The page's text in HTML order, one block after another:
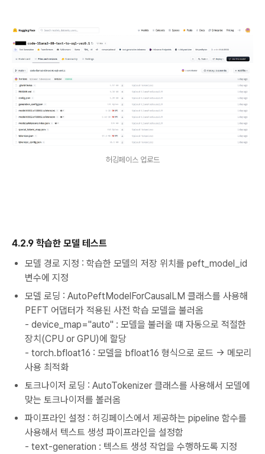
허깅페이스 업로드
4.2.9 학습한 모델 테스트
모델 경로 지정 : 학습한 모델의 저장 위치를 peft_model_id
변수에 지정
모델 로딩 : AutoPeftModelForCausalLM 클래스를 사용해
PEFT 어댑터가 적용된 사전 학습 모델을 불러옴
- device_map="auto" : 모델을 불러올 떄 자동으로 적절한
장치(CPU or GPU)에 할당
- torch.bfloat16 : 모델을 bfloat16 형식으로 로드 → 메모리
사용 최적화
토크나이저 로딩 : AutoTokenizer 클래스를 사용해서 모델에
맞는 토크나이저를 볼러옴
파이프라인 설정 : 허깅페이스에서 제공하는 pipeline 함수를
사용해서 텍스트 생성 파이프라인을 설정함
- text-generation : 텍스트 생성 작업을 수행하도록 지정